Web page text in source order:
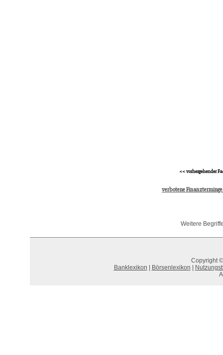
<< vorhergehender
verbotene
Weitere
Copyright
Banklexikon
Börsenlexikon